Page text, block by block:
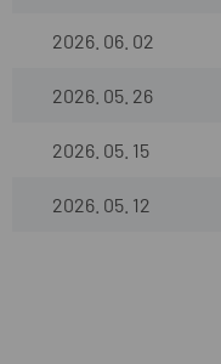
2026. 06. 02
2026. 05. 26
2026. 05. 15
2026. 05. 12